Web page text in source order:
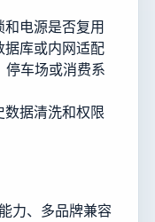
电源是否复用
据库或内网适配
停车场或消费系
据清洗和权限
力、多品牌兼容